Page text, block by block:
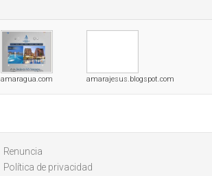
amaragua.com amarajesus.blogspot.com
Renuncia
Política de privacidad